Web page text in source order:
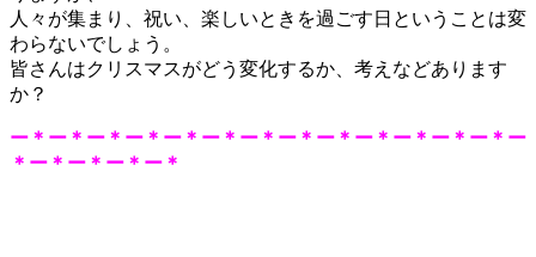
人々が集まり、祝い、楽しいときを過ごす日ということは変
わらないでしょう。
皆さんはクリスマスがどう変化するか、考えなどあります
か？
ー＊ー＊ー＊ー＊ー＊ー＊ー＊ー＊ー＊ー＊ー＊ー＊ー＊ー
＊ー＊ー＊ー＊ー＊